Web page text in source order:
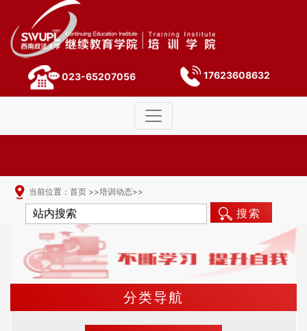
023-65207056 17623608632
当前位置： 首页 >>培训动态>>
搜索
分类导航